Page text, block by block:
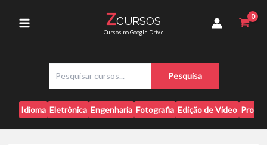
Menu
ZCURSOS
Cursos no Google Drive
s
q
u
i
Pesquisa
Idioma Eletrônica Engenharia Fotografia Edição de Vídeo
Prática